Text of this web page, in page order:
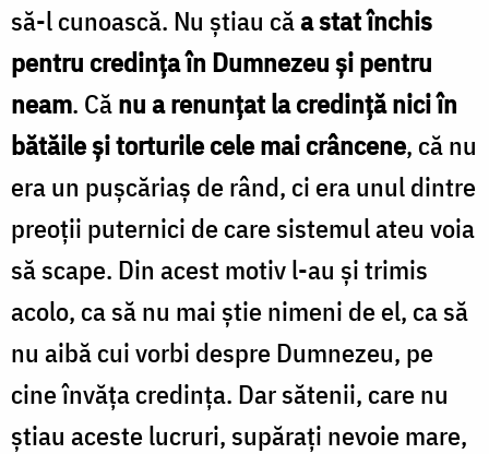
să-l cunoască. Nu știau căa stat închis
pentru credința în Dumnezeu și pentru
neam. Cănu a renunțat la credință nici în
bătăile și torturile cele mai crâncene, că nu
era un pușcăriaș de rând, ci era unul dintre
preoții puternici de care sistemul ateu voia
să scape. Din acest motiv l-au și trimis
acolo, ca să nu mai știe nimeni de el, ca să
nu aibă cui vorbi despre Dumnezeu, pe
cine învăța credința. Dar sătenii, care nu
știau aceste lucruri, supăraţi nevoie mare,